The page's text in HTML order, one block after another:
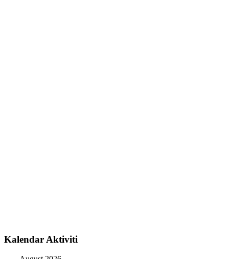
Kalendar Aktiviti